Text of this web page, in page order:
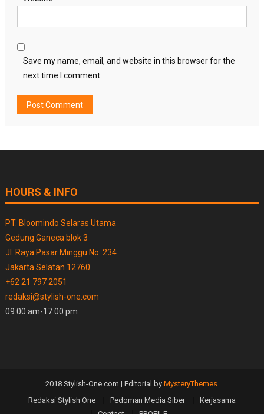
Save my name, email, and website in this browser for the
next time I comment.
HOURS & INFO
PT. Bloomindo Selaras Utama
Gedung Ganeca blok 3
Jl. Raya Pasar Minggu No. 234
Jakarta Selatan 12760
+62 21 797 2051
redaksi@stylish-one.com
09.00 am-17.00 pm
2018 Stylish-One.com | Editorial by MysteryThemes.
Redaksi Stylish One
Pedoman Media Siber
Kerjasama